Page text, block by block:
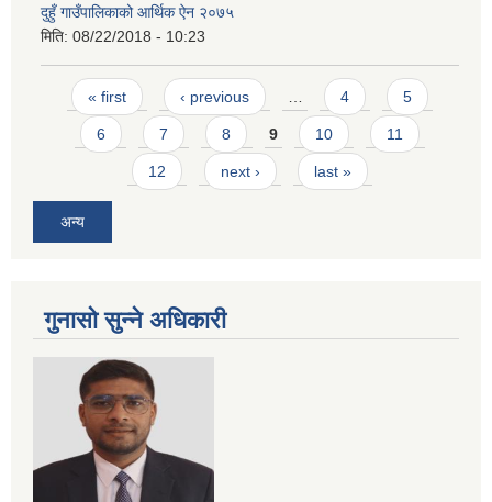
दुहुँ गाउँपालिकाको आर्थिक ऐन २०७५
मिति: 08/22/2018 - 10:23
Pages
« first ‹ previous 4 5
6 7 8 9 10 11
12 next › last »
अन्य
गुनासो सुन्ने अधिकारी